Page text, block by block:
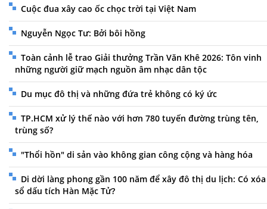
Cuộc đua xây cao ốc chọc trời tại Việt Nam
Nguyễn Ngọc Tư: Bởi bôi hồng
Toàn cảnh lễ trao Giải thưởng Trần Văn Khê 2026: Tôn vinh
những người giữ mạch nguồn âm nhạc dân tộc
Du mục đô thị và những đứa trẻ không có ký ức
TP.HCM xử lý thế nào với hơn 780 tuyến đường trùng tên,
trùng số?
"Thổi hồn" di sản vào không gian công cộng và hàng hóa
Di dời làng phong gần 100 năm để xây đô thị du lịch: Có xóa
sổ dấu tích Hàn Mặc Tử?